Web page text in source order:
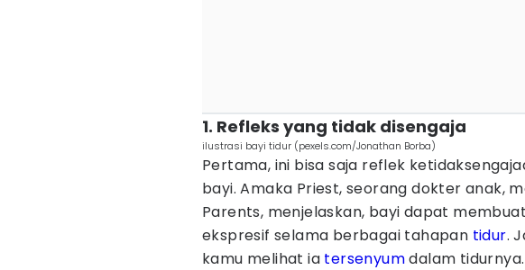
1. Refleks yang tidak disengaja
ilustrasi bayi tidur (pexels.com/Jonathan Borba)
Pertama, ini bisa saja reflek
bayi. Amaka Priest, seorang dokter anak,
Parents, menjelaskan, bayi dapat
ekspresif selama berbagai tahapan tidur.
kamu melihat ia tersenyumdalam